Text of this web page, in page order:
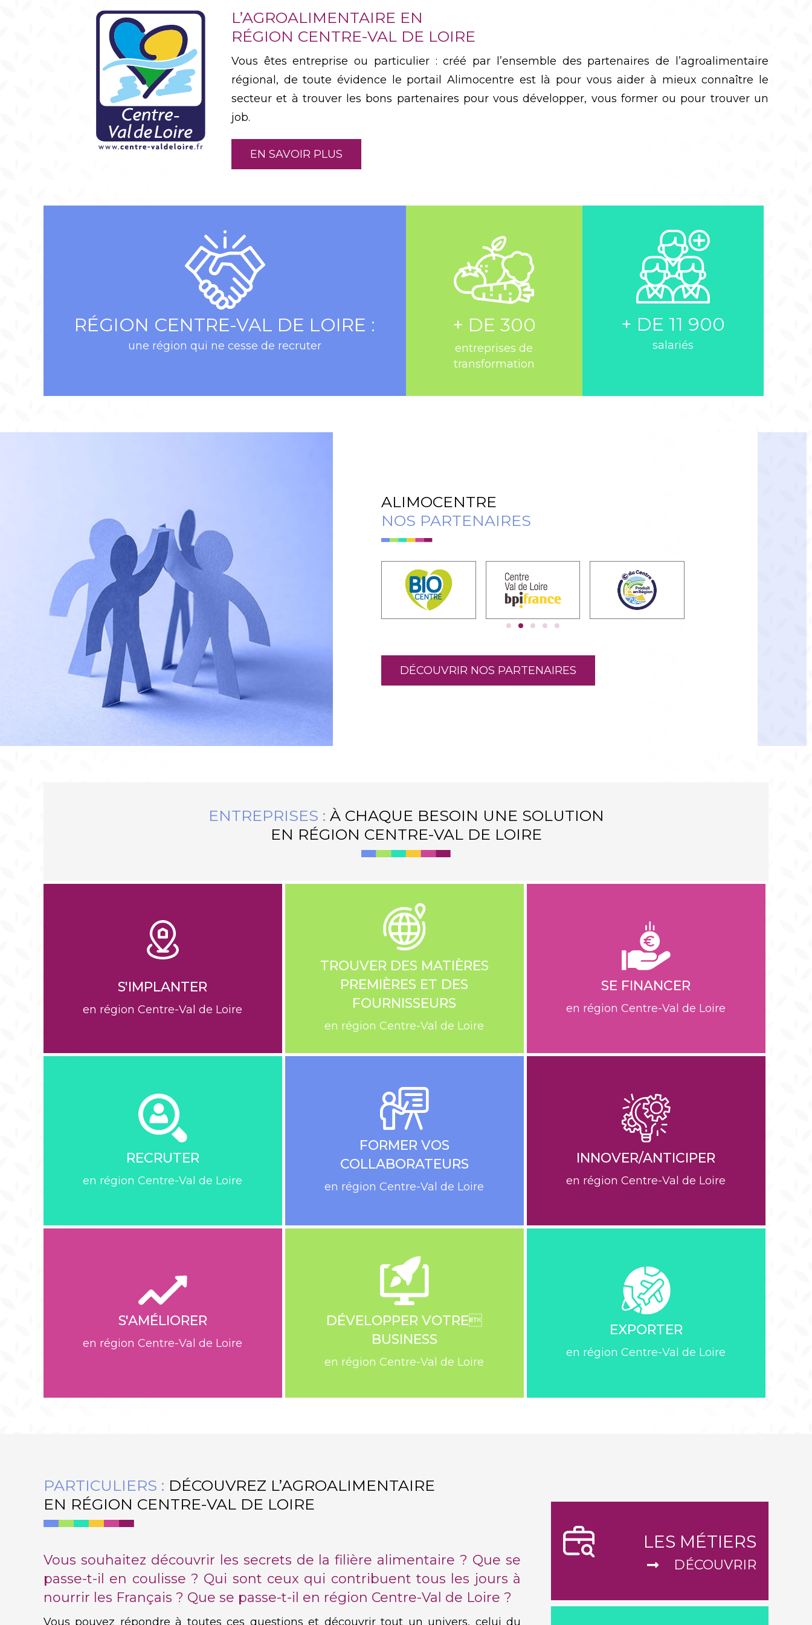
L’AGROALIMENTAIRE EN
RÉGION CENTRE-VAL DE LOIRE
Vous êtes entreprise ou particulier : créé par l’ensemble des partenaires de l’agroalimentaire
régional, de toute évidence le portail Alimocentre est là pour vous aider à mieux connaître le
secteur et à trouver les bons partenaires pour vous développer, vous former ou pour trouver un
job.
EN SAVOIR PLUS
RÉGION CENTRE-VAL DE LOIRE :
une région qui ne cesse de recruter
+ DE 300
entreprises de
transformation
+ DE 11 900
salariés
ALIMOCENTRE
NOS PARTENAIRES
DÉCOUVRIR NOS PARTENAIRES
ENTREPRISES : À CHAQUE BESOIN UNE SOLUTION
EN RÉGION CENTRE-VAL DE LOIRE
S'IMPLANTER
en région Centre-Val de Loire
Retrouvez les différentes structures
qui pourront vous fournir un
accompagnement dans votre
démarche d’implantation
EN SAVOIR PLUS
TROUVER DES MATIÈRES
PREMIÈRES ET DES
FOURNISSEURS
en région Centre-Val de Loire
Retrouvez les différentes structures
qui pourront vous accompagner
dans vos recherches de matières
premières
EN SAVOIR PLUS
SE FINANCER
en région Centre-Val de Loire
Découvrez les différentes
structures qui pourront vous
accompagner dans vos démarches
et dans la réalisation de vos projets
EN SAVOIR PLUS
RECRUTER
en région Centre-Val de Loire
Découvrez les structures qui
pourront vous accompagner dans
vos recrutements
EN SAVOIR PLUS
FORMER VOS
COLLABORATEURS
en région Centre-Val de Loire
Découvrez les formations
proposées en région Centre-Val de
Loire
EN SAVOIR PLUS
INNOVER/ANTICIPER
en région Centre-Val de Loire
Découvrez les différentes
structures qui pourront vous
accompagner dans cette
démarche
EN SAVOIR PLUS
S'AMÉLIORER
en région Centre-Val de Loire
cette démarche
EN SAVOIR PLUS
DÉVELOPPER VOTRE
BUSINESS
en région Centre-Val de Loire
EXPORTER
en région Centre-Val de Loire
PARTICULIERS : DÉCOUVREZ L’AGROALIMENTAIRE
EN RÉGION CENTRE-VAL DE LOIRE
Vous souhaitez découvrir les secrets de la filière alimentaire ? Que se
passe-t-il en coulisse ? Qui sont ceux qui contribuent tous les jours à
nourrir les Français ? Que se passe-t-il en région Centre-Val de Loire ?
Vous pouvez répondre à toutes ces questions et découvrir tout un univers, celui du
LES MÉTIERS
DÉCOUVRIR